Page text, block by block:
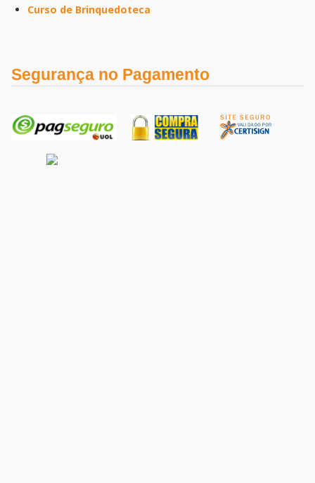
Curso de Brinquedoteca
Segurança no Pagamento